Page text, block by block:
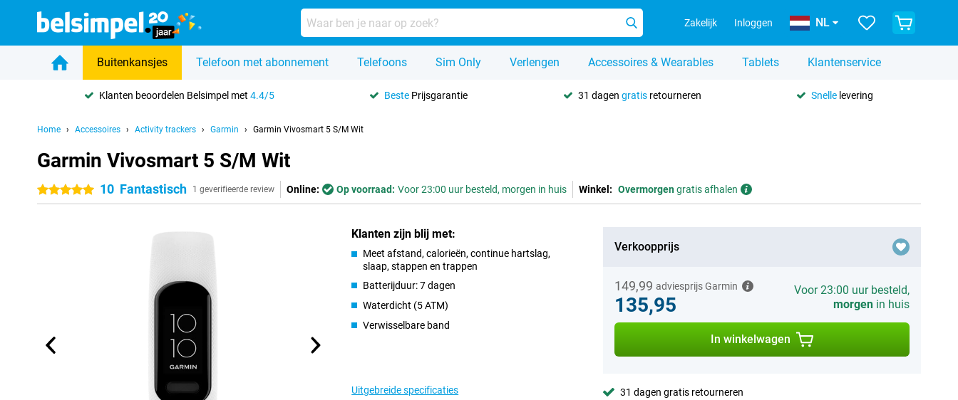
Zakelijk Inloggen NL
Buitenkansjes Telefoon met abonnement Telefoons Sim Only Verlengen Accessoires & Wearables Tablets Klantenservice
Klanten beoordelen Belsimpel met4.4/5 Beste Prijsgarantie 31 dagen gratisretourneren Snellelevering
Home Accessoires Activity trackers Garmin Garmin Vivosmart 5 S/M Wit
Garmin Vivosmart 5 S/M Wit
5 sterren10 Fantastisch 1 geverifieerde review Online: Op voorraad: Voor 23:00 uur besteld, morgen in huis Winkel: Overmorgengratis afhalen
Klanten zijn blij met:
Meet afstand, calorieën, continue hartslag,
slaap, stappen en trappen
Batterijduur: 7 dagen
Waterdicht (5 ATM)
Verwisselbare band
Uitgebreide specificaties
Verkoopprijs
149,99 adviesprijs Garmin
135,95
Voor 23:00 uur besteld,
morgenin huis
In winkelwagen
31 dagen gratis retourneren